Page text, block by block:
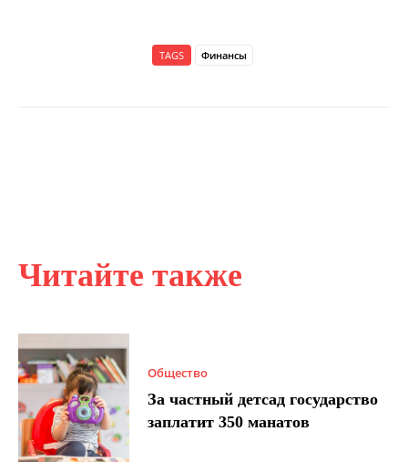
Читайте также
Общество
За частный детсад государство
заплатит 350 манатов
TAGS Финансы